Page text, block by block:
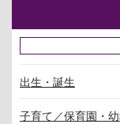
出生・誕生
子育て／保育園・